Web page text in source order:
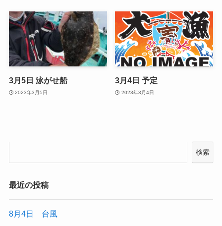
3月5日 泳がせ船
2023年3月5日
3月4日 予定
2023年3月4日
検索
最近の投稿
8月4日 台風